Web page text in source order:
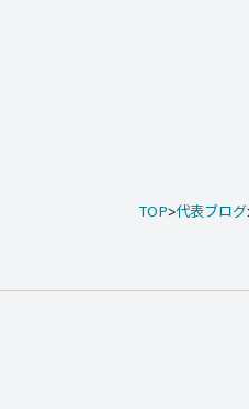
TOP 代表ブログ